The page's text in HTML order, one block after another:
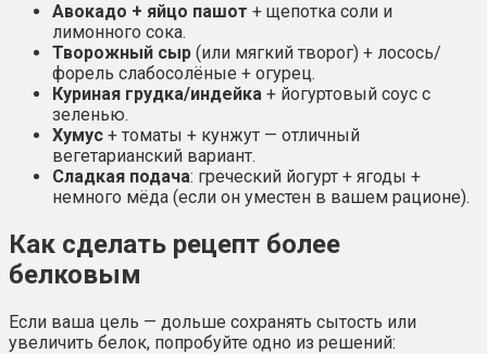
Авокадо + яйцо пашот + щепотка соли и
лимонного сока.
Творожный сыр (или мягкий творог) + лосось/
форель слабосолёные + огурец.
Куриная грудка/индейка + йогуртовый соус с
зеленью.
Хумус + томаты + кунжут — отличный
вегетарианский вариант.
Сладкая подача: греческий йогурт + ягоды +
немного мёда (если он уместен в вашем рационе).
Как сделать рецепт более
белковым
Если ваша цель — дольше сохранять сытость или
увеличить белок, попробуйте одно из решений: